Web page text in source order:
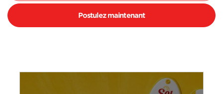
Postulez maintenant